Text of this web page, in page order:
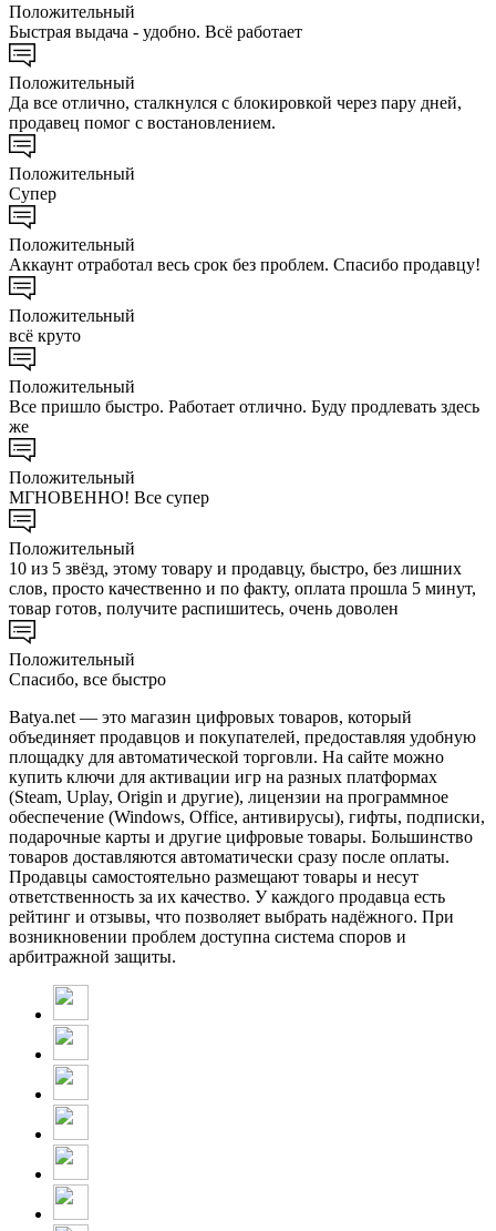
Положительный
Быстрая выдача - удобно. Всё работает
Положительный
Да все отлично, сталкнулся с блокировкой через пару дней,
продавец помог с востановлением.
Положительный
Супер
Положительный
Аккаунт отработал весь срок без проблем. Спасибо продавцу!
Положительный
всё круто
Положительный
Все пришло быстро. Работает отлично. Буду продлевать здесь
же
Положительный
МГНОВЕННО! Все супер
Положительный
10 из 5 звёзд, этому товару и продавцу, быстро, без лишних
слов, просто качественно и по факту, оплата прошла 5 минут,
товар готов, получите распишитесь, очень доволен
Положительный
Спасибо, все быстро
Batya.net — это магазин цифровых товаров, который
объединяет продавцов и покупателей, предоставляя удобную
площадку для автоматической торговли. На сайте можно
купить ключи для активации игр на разных платформах
(Steam, Uplay, Origin и другие), лицензии на программное
обеспечение (Windows, Office, антивирусы), гифты, подписки,
подарочные карты и другие цифровые товары. Большинство
товаров доставляются автоматически сразу после оплаты.
Продавцы самостоятельно размещают товары и несут
ответственность за их качество. У каждого продавца есть
рейтинг и отзывы, что позволяет выбрать надёжного. При
возникновении проблем доступна система споров и
арбитражной защиты.